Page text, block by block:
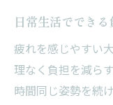
日常生活ででき
疲れを感じやすい
理なく負担を減ら
時間同じ姿勢を続